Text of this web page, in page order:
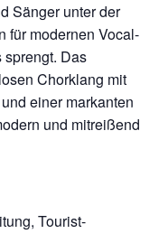
Sänger unter der
für modernen Vocal-
sprengt. Das
Chorklang mit
einer markanten
und mitreißend
Tourist-